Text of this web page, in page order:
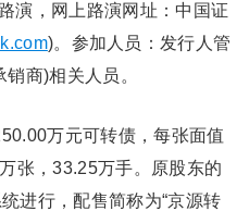
演，网上路演网址：中国证
)。参加人员：发行人管
商)相关人员。
万元可转债，每张面值
张，33.25万手。原股东的
进行，配售简称为“京源转